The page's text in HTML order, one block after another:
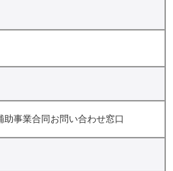
事業合同お問い合わせ窓口